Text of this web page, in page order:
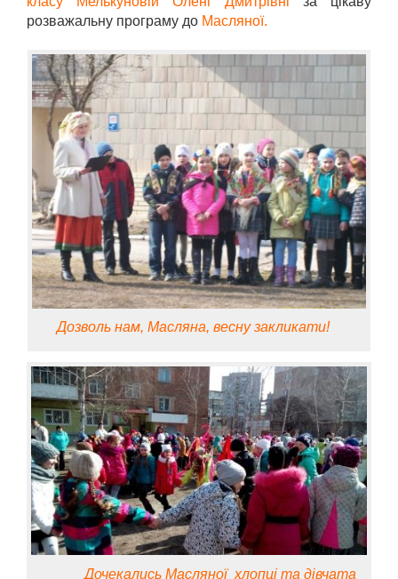
розважальну програму до Масляної.
Дозволь нам, Масляна, весну закликати!
Дочекались Масляної хлопці та дівчата